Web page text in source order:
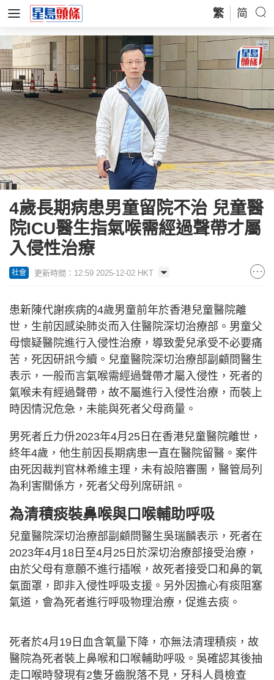
繁 简
4歲長期病患男童留院不治 兒童醫
院ICU醫生指氣喉需經過聲帶才屬
入侵性治療
社會 更新時間：12:59 2025-12-02 HKT
患新陳代謝疾病的4歲男童前年於香港兒童醫院離
世，生前因感染肺炎而入住醫院深切治療部。男童父
母懷疑醫院進行入侵性治療，導致愛兒承受不必要痛
苦，死因研訊今續。兒童醫院深切治療部副顧問醫生
表示，一般而言氣喉需經過聲帶才屬入侵性，死者的
氣喉未有經過聲帶，故不屬進行入侵性治療，而裝上
時因情況危急，未能與死者父母商量。
男死者丘力㐼2023年4月25日在香港兒童醫院離世，
終年4歲，他生前因長期病患一直在醫院留醫。案件
由死因裁判官林希維主理，未有設陪審團，醫管局列
為利害關係方，死者父母列席研訊。
為清積痰裝鼻喉與口喉輔助呼吸
兒童醫院深切治療部副顧問醫生吳瑞麟表示，死者在
2023年4月18日至4月25日於深切治療部接受治療，
由於父母有意願不進行插喉，故死者接受口和鼻的氧
氣面罩，即非入侵性呼吸支援。另外因擔心有痰阻塞
氣道，會為死者進行呼吸物理治療，促進去痰。
死者於4月19日血含氧量下降，亦無法清理積痰，故
醫院為死者裝上鼻喉和口喉輔助呼吸。吳確認其後抽
走口喉時發現有2隻牙齒脫落不見，牙科人員檢查